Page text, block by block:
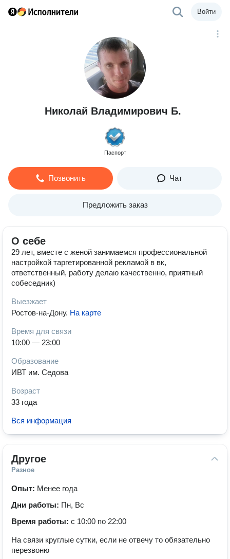
Войти
Николай Владимирович Б.
Паспорт
Позвонить Чат
Предложить заказ
О себе
29 лет, вместе с женой занимаемся профессиональной
настройкой таргетированной рекламой в вк,
ответственный, работу делаю качественно, приятный
собеседник)
Выезжает
Ростов-на-Дону. На карте
Время для связи
10:00 — 23:00
Образование
ИВТ им. Седова
Возраст
33 года
Вся информация
Другое
Разное
Опыт: Менее года
Дни работы: Пн, Вс
Время работы: с 10:00 по 22:00
На связи круглые сутки, если не отвечу то обязательно
перезвоню